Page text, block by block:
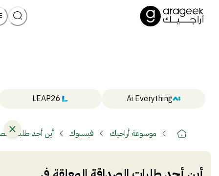
Ai Everything
LEAP26
موسوعة أراجيك فيسبوك أين أجد طلبات